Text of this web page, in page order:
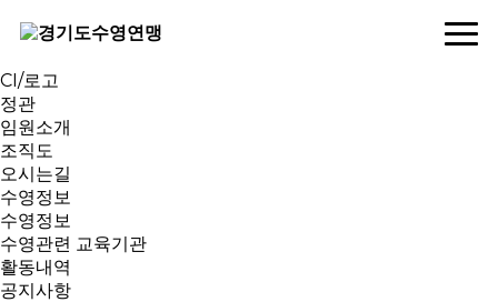
인사말
CI/로고
정관
임원소개
조직도
오시는길
수영정보
수영정보
수영관련 교육기관
활동내역
공지사항